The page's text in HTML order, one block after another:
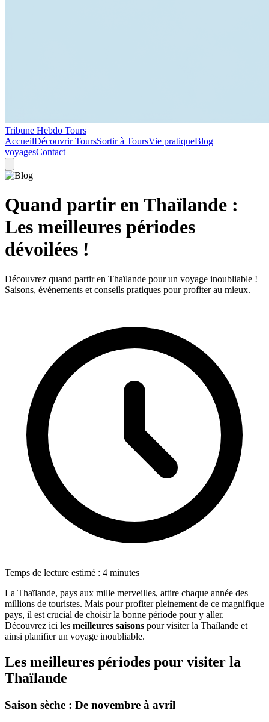
Tribune Hebdo Tours
AccueilDécouvrir ToursSortir à ToursVie pratiqueBlog
voyagesContact
Quand partir en Thaïlande :
Les meilleures périodes
dévoilées !
Découvrez quand partir en Thaïlande pour un voyage inoubliable !
Saisons, événements et conseils pratiques pour profiter au mieux.
Temps de lecture estimé : 4 minutes
La Thaïlande, pays aux mille merveilles, attire chaque année des
millions de touristes. Mais pour profiter pleinement de ce magnifique
pays, il est crucial de choisir la bonne période pour y aller.
Découvrez ici les meilleures saisons pour visiter la Thaïlande et
ainsi planifier un voyage inoubliable.
Les meilleures périodes pour visiter la
Thaïlande
Saison sèche : De novembre à avril